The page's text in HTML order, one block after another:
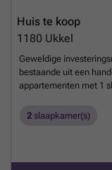
Huis te koop
1180 Ukkel
Geweldige
bestaande uit een
appartementen met 1
van Ukkel. Indeling: *
(momenteel leeg). *
slaapkamer
met 1 slaapkamer
2 slaapkamer(s)